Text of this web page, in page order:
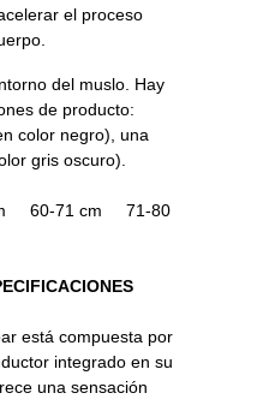
el proceso
del muslo. Hay
de producto:
color negro), una
gris oscuro).
60-71 cm 71-80
está compuesta por
integrado en su
una sensación